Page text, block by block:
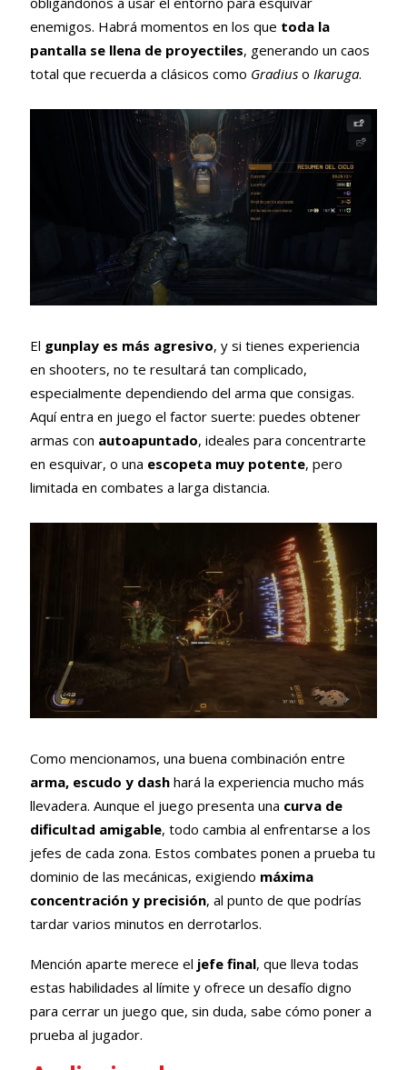
enemigos. Habrá momentos en los que toda la
pantalla se llena de proyectiles, generando un caos
total que recuerda a clásicos como Gradiuso Ikaruga.
El gunplay es más agresivo, y si tienes experiencia
en shooters, no te resultará tan complicado,
especialmente dependiendo del arma que consigas.
Aquí entra en juego el factor suerte: puedes obtener
armas con autoapuntado, ideales para concentrarte
en esquivar, o una escopeta muy potente, pero
limitada en combates a larga distancia.
Como mencionamos, una buena combinación entre
arma, escudo y dashhará la experiencia mucho más
llevadera. Aunque el juego presenta una curva de
dificultad amigable, todo cambia al enfrentarse a los
jefes de cada zona. Estos combates ponen a prueba tu
dominio de las mecánicas, exigiendo máxima
concentración y precisión, al punto de que podrías
tardar varios minutos en derrotarlos.
Mención aparte merece el jefe final, que lleva todas
estas habilidades al límite y ofrece un desafío digno
para cerrar un juego que, sin duda, sabe cómo poner a
prueba al jugador.